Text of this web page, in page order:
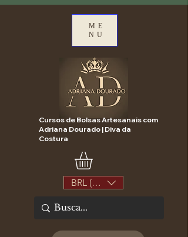
ME
NU
Cursos de Bolsas Artesanais com
Adriana Dourado | Diva da
Costura
BRL (R$)